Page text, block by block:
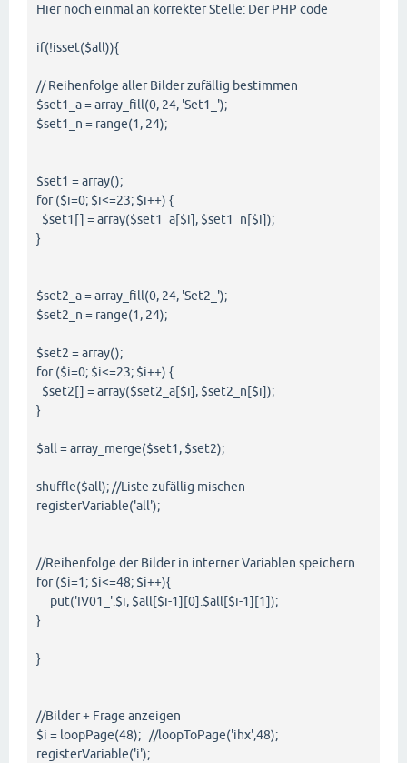
Hier noch einmal an korrekter Stelle: Der PHP code
if(!isset($all)){
// Reihenfolge aller Bilder zufällig bestimmen
$set1_a = array_fill(0, 24, 'Set1_');
$set1_n = range(1, 24);
$set1 = array();
for ($i=0; $i<=23; $i++) {
$set1[] = array($set1_a[$i], $set1_n[$i]);
}
$set2_a = array_fill(0, 24, 'Set2_');
$set2_n = range(1, 24);
$set2 = array();
for ($i=0; $i<=23; $i++) {
$set2[] = array($set2_a[$i], $set2_n[$i]);
}
$all = array_merge($set1, $set2);
shuffle($all); //Liste zufällig mischen
registerVariable('all');
//Reihenfolge der Bilder in interner Variablen speichern
for ($i=1; $i<=48; $i++){
put('IV01_'.$i, $all[$i-1][0].$all[$i-1][1]);
}
}
//Bilder + Frage anzeigen
$i = loopPage(48); //loopToPage('ihx',48);
registerVariable('i');